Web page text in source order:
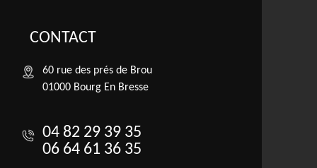
CONTACT
60 rue des prés de Brou
01000 Bourg En Bresse
04 82 29 39 35
06 64 61 36 35